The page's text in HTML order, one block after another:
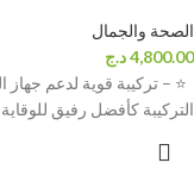
الصحة والجمال
4,800.00د.ج
التركيبة كأفضل رفيق للوقاية